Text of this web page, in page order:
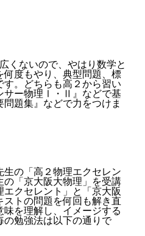
くないので、やはり数学と
何度もやり、典型問題、標
。どちらも高２から習い
サー物理Ⅰ・Ⅱ』などで基
題集』などで力をつけま
の「高２物理エクセレン
の「京大阪大物理」を受講
エクセレント」と「京大阪
トの問題を何回も解き直
味を理解し、イメージする
の勉強法は以下の通りで